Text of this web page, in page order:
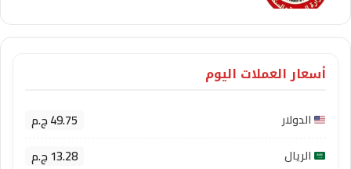
أسعار العملات اليوم
الدولار 49.75 ج.م
الريال 13.28 ج.م